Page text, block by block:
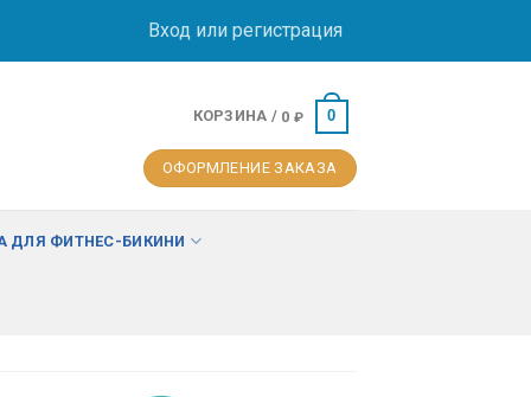
Вход или регистрация
КОРЗИНА / 0 ₽ 0
ОФОРМЛЕНИЕ ЗАКАЗА
ДЛЯ ФИТНЕС-БИКИНИ